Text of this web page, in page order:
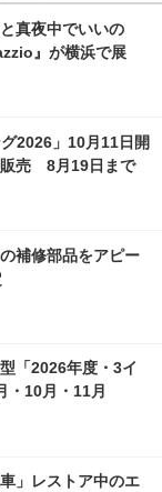
真夜中でいいの
』が横浜で展
2026」10月11日開
販売 8月19日まで
補修部品をアピー
「2026年度・3イ
10月・11月
」レストア中のエ